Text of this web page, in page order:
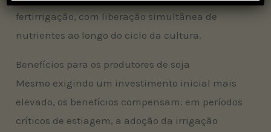
fertirrigação, com liberação simultânea de
nutrientes ao longo do ciclo da cultura.
Benefícios para os produtores de soja
Mesmo exigindo um investimento inicial mais
elevado, os benefícios compensam: em períodos
críticos de estiagem, a adoção da irrigação